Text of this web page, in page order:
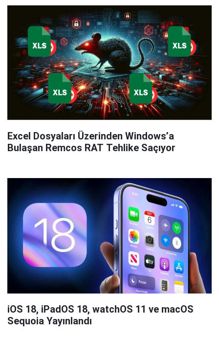
Excel Dosyaları Üzerinden Windows’a
Bulaşan Remcos RAT Tehlike Saçıyor
iOS 18, iPadOS 18, watchOS 11 ve macOS
Sequoia Yayınlandı